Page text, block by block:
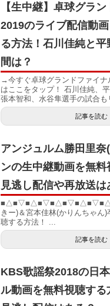
【生中継】卓球グラ
2019のライブ配信動
る方法！石川佳純と
間は？
→今すぐ卓球グランドファイナ
はここをタップ！ 石川佳純、
張本智和、水谷隼選手の試合も
記事を読む
アンジュルム勝田里奈
ンの生中継動画を無料
見逃し配信や再放送は
きー)＆宮本佳林(かりんちゃん)
聴する方法！ ...
記事を読む
KBS歌謡祭2018の日
ル動画を無料視聴す